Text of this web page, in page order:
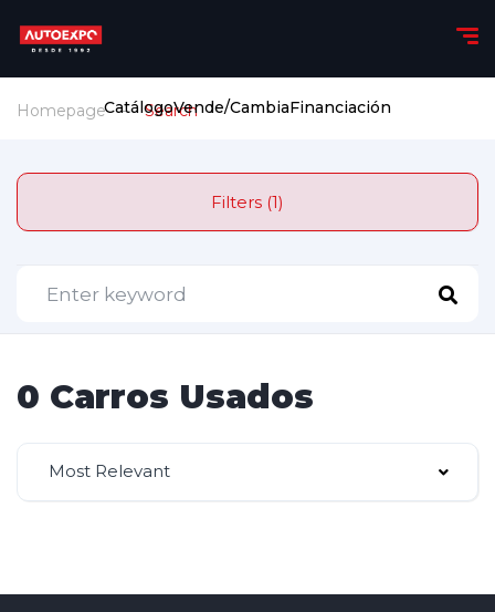
CatálogoVende/CambiaFinanciación
Homepage Search
Filters (1)
0 Carros Usados
Most Relevant